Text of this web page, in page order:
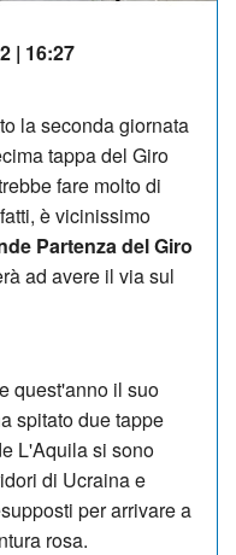
| 16:27
la seconda giornata
tappa del Giro
fare molto di
è vicinissimo
Partenza del Giro
ad avere il via sul
quest'anno il suo
spitato due tappe
L'Aquila si sono
di Ucraina e
per arrivare a
rosa.